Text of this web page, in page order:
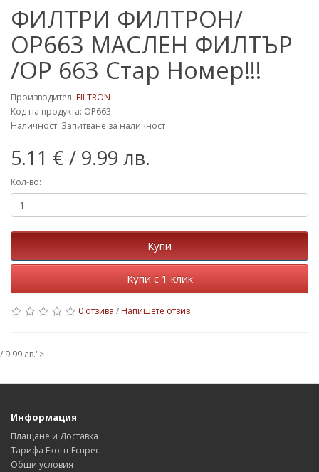
ФИЛТРИ ФИЛТРОН/
OP663 МАСЛЕН ФИЛТЪР
/OP 663 Стар Номер!!!
Производител: FILTRON
Код на продукта: OP663
Наличност: Запитване за наличност
5.11 €/ 9.99 лв.
Кол-во:
Купи
Купи с 1 клик
0 отзива / Напишете отзив
/ 9.99 лв.">
Информация
Плащане и Доставка
Тарифа Еконт Еспрес
Общи условия